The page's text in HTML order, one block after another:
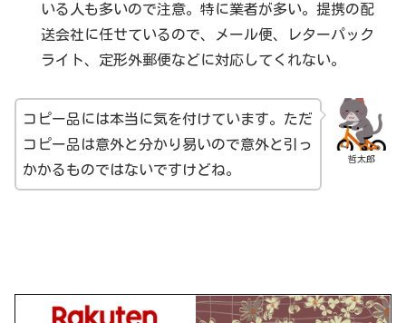
いる人も多いので注意。特に業者が多い。提携の配
送会社に任せているので、メール便、レターパック
ライト、定形外郵便などに対応してくれない。
哲太郎
コピー品には本当に気を付けています。ただ
コピー品は意外と分かり易いので意外と引っ
かかるものではないですけどね。